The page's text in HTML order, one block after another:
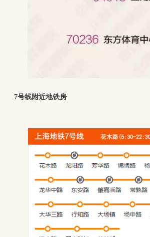
7号线附近地铁房